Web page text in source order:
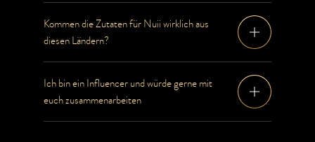
Kommen die Zutaten für Nuii wirklich aus
diesen Ländern?
Ich bin ein Influencer und würde gerne mit
euch zusammenarbeiten